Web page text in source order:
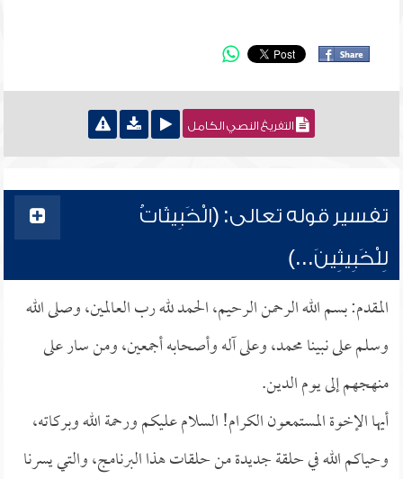
التفريغ النصي الكامل
تفسير قوله تعالى: (الْخَبِيثَاتُ
لِلْخَبِيثِينَ...)
المقدم: بسم الله الرحمن الرحيم، الحمد لله رب العالمين، وصلى الله
وسلم على نبينا محمد، وعلى آله وأصحابه أجمعين، ومن سار على
منهجهم إلى يوم الدين.
أيها الإخوة المستمعون الكرام! السلام عليكم ورحمة الله وبركاته،
وحياكم الله في حلقة جديدة من حلقات هذا البرنامج، والتي يسرنا